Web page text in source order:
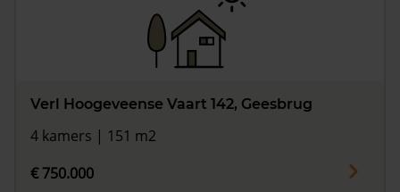
Verl Hoogeveense Vaart 142, Geesbrug
4 kamers | 151 m2
€ 750.000